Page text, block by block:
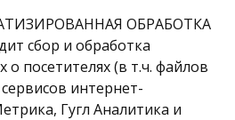
ОБРАБОТКА
сбор и обработка
посетителях (в т.ч. файлов
интернет-
Гугл Аналитика и